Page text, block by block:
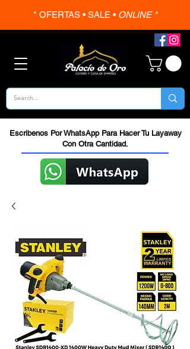
* OFERTAS • SALE •ONLINE *
Escribenos Por WhatsApp Para Hacer Tu Layaway
Con Otra Cantidad.